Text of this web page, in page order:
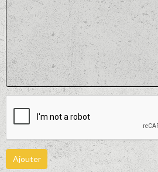
Ajouter